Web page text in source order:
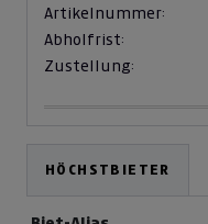
Artikelnummer:
Abholfrist:
Zustellung:
HÖCHSTBIETER